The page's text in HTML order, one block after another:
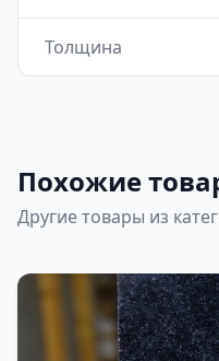
Толщина
Похожие
Другие товары из